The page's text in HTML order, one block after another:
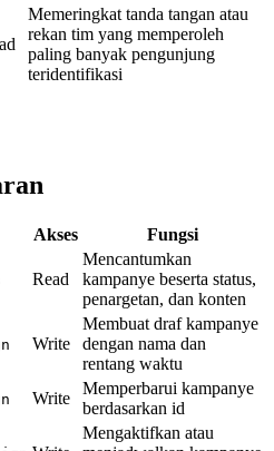
Memeringkat tanda tangan atau
rekan tim yang memperoleh
paling banyak pengunjung
teridentifikasi
Akses Fungsi
Read
Mencantumkan
kampanye beserta status,
penargetan, dan konten
Write
Membuat draf kampanye
dengan nama dan
rentang waktu
Write
Memperbarui kampanye
berdasarkan id
Mengaktifkan atau